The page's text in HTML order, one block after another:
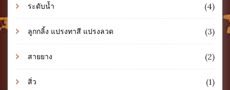
ระดับน้ำ (4)
ลูกกลิ้ง แปรงทาสี แปรงลวด (3)
สายยาง (2)
สิ่ว (1)